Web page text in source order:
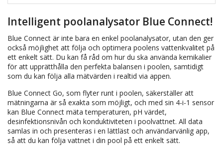
Intelligent poolanalysator Blue Connect!
Blue Connect är inte bara en enkel poolanalysator, utan den ger
också möjlighet att följa och optimera poolens vattenkvalitet på
ett enkelt sätt. Du kan få råd om hur du ska använda kemikalier
för att upprätthålla den perfekta balansen i poolen, samtidigt
som du kan följa alla mätvärden i realtid via appen.
Blue Connect Go, som flyter runt i poolen, säkerställer att
mätningarna är så exakta som möjligt, och med sin 4-i-1 sensor
kan Blue Connect mäta temperaturen, pH värdet,
desinfektionsnivån och konduktiviteten i poolvattnet. All data
samlas in och presenteras i en lättläst och användarvänlig app,
så att du kan följa vattnet i din pool på ett enkelt sätt.